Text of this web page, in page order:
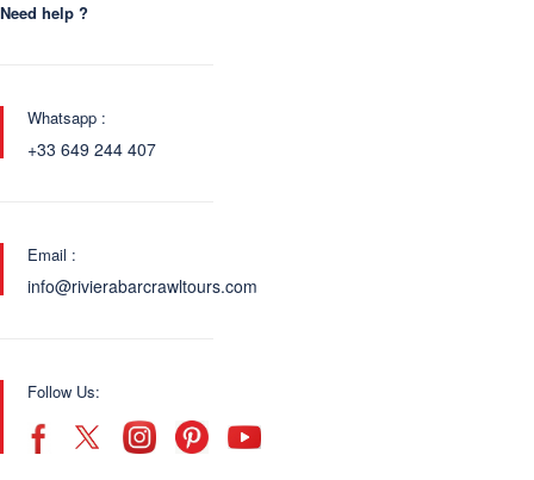
Need help ?
Whatsapp :
+33 649 244 407
Email :
info@rivierabarcrawltours.com
Follow Us: